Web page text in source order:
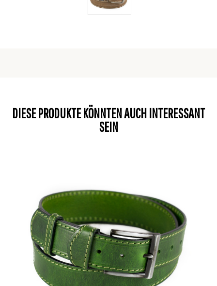
DIESE PRODUKTE KÖNNTEN AUCH INTERESSANT
SEIN